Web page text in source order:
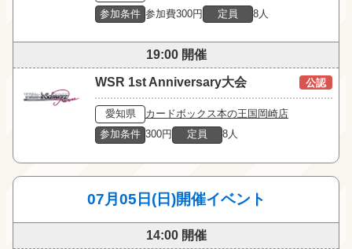
参加条件 参加費300円 定員 8人
19:00 開催
WSR 1st Anniversary大会 公認
愛知県
カードボックス本の王国岡崎店
参加条件 300円 定員 8人
07月05日(日)開催イベント
14:00 開催